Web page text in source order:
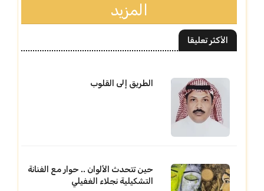
المزيد
الأكثر تعليقا
الطريق إلى القلوب
حين تتحدث الألوان .. حوار مع الفنانة
التشكيلية نجلاء الغفيلي